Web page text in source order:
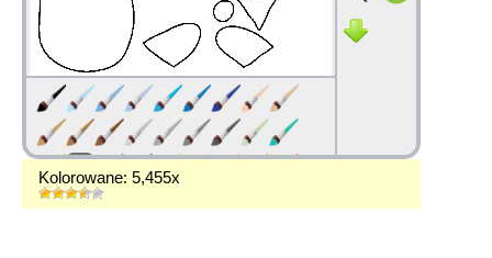
Kolorowane: 5,455x